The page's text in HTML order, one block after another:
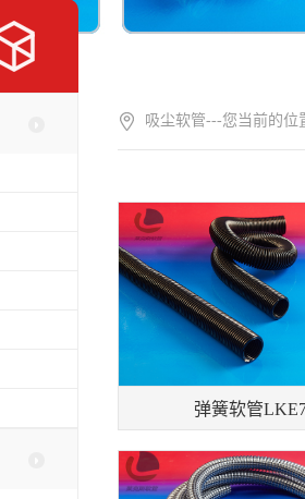
吸尘软管---您当前的位
弹簧软管